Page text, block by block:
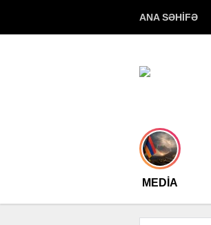
ANA SƏHİFƏ
MEDİA